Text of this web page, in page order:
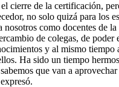
cierre de la certificación,
no solo quizá para los
nosotros como docentes de
de colegas, de poder
y al mismo tiempo
Ha sido un tiempo
que van a